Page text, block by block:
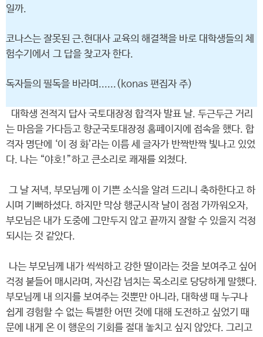
일까.
코나스는 잘못된 근.현대사 교육의 해결책을 바로 대학생들의 체
험수기에서 그 답을 찾고자 한다.
독자들의 필독을 바라며......(konas 편집자 주)
대학생 전적지 답사 국토대장정 합격자 발표 날. 두근두근 거리
는 마음을 가다듬고 향군국토대장정 홈페이지에 접속을 했다. 합
격자 명단에 ‘이 정 화’라는 이름 세 글자가 반짝반짝 빛나고 있었
다. 나는 “야호!”하고 큰소리로 쾌재를 외쳤다.
그 날 저녁, 부모님께 이 기쁜 소식을 알려 드리니 축하한다고 하
시며 기뻐하셨다. 하지만 막상 행군시작 날이 점점 가까워오자,
부모님은 내가 도중에 그만두지 않고 끝까지 잘할 수 있을지 걱정
되시는 것 같았다.
나는 부모님께 내가 씩씩하고 강한 딸이라는 것을 보여주고 싶어
걱정 붙들어 매시라며, 자신감 넘치는 목소리로 당당하게 말했다.
부모님께 내 의지를 보여주는 것뿐만 아니라, 대학생 때 누구나
쉽게 경험할 수 없는 특별한 어떤 것에 대해 도전하고 싶었기 때
문에 내게 온 이 행운의 기회를 절대 놓치고 싶지 않았다. 그리고